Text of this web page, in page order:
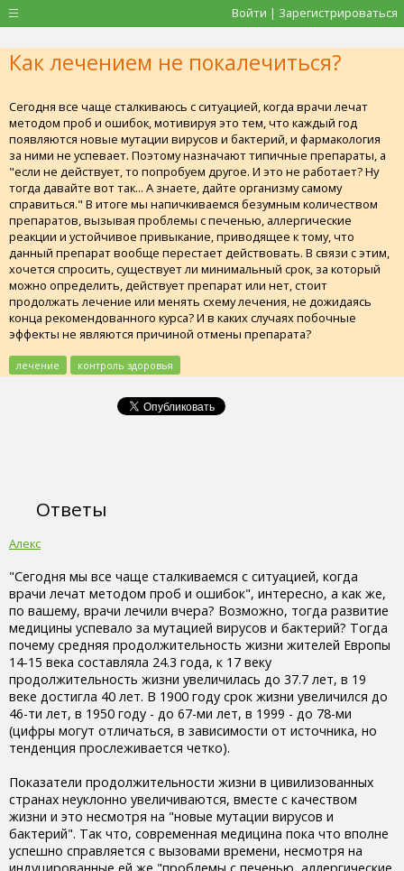
Войти | Зарегистрироваться
Как лечением не покалечиться?
Сегодня все чаще сталкиваюсь с ситуацией, когда врачи лечат
методом проб и ошибок, мотивируя это тем, что каждый год
появляются новые мутации вирусов и бактерий, и фармакология
за ними не успевает. Поэтому назначают типичные препараты, а
"если не действует, то попробуем другое. И это не работает? Ну
тогда давайте вот так... А знаете, дайте организму самому
справиться." В итоге мы напичкиваемся безумным количеством
препаратов, вызывая проблемы с печенью, аллергические
реакции и устойчивое привыкание, приводящее к тому, что
данный препарат вообще перестает действовать. В связи с этим,
хочется спросить, существует ли минимальный срок, за который
можно определить, действует препарат или нет, стоит
продолжать лечение или менять схему лечения, не дожидаясь
конца рекомендованного курса? И в каких случаях побочные
эффекты не являются причиной отмены препарата?
лечение контроль здоровья
Ответы
Алекс
"Сегодня мы все чаще сталкиваемся с ситуацией, когда
врачи лечат методом проб и ошибок", интересно, а как же,
по вашему, врачи лечили вчера? Возможно, тогда развитие
медицины успевало за мутацией вирусов и бактерий? Тогда
почему средняя продолжительность жизни жителей Европы
14-15 века составляла 24.3 года, к 17 веку
продолжительность жизни увеличилась до 37.7 лет, в 19
веке достигла 40 лет. В 1900 году срок жизни увеличился до
46-ти лет, в 1950 году - до 67-ми лет, в 1999 - до 78-ми
(цифры могут отличаться, в зависимости от источника, но
тенденция прослеживается четко).
Показатели продолжительности жизни в цивилизованных
странах неуклонно увеличиваются, вместе с качеством
жизни и это несмотря на "новые мутации вирусов и
бактерий". Так что, современная медицина пока что вполне
успешно справляется с вызовами времени, несмотря на
индуцированные ей же "проблемы с печенью, аллергические